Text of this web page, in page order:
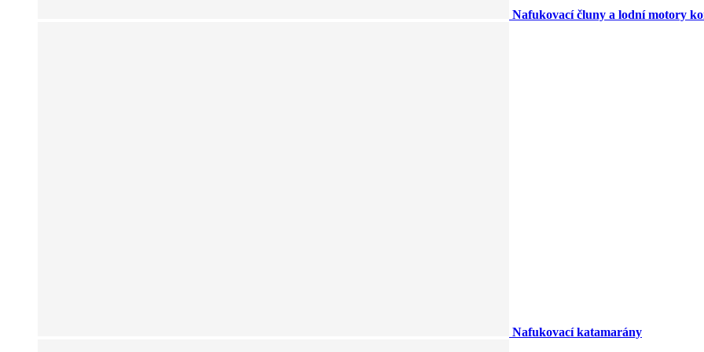
Nafukovací čluny a lodní motory
Nafukovací katamarány